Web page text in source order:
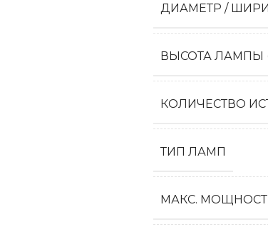
ДИАМЕТР /
ВЫСОТА ЛАМПЫ
КОЛИЧЕСТВО
ТИП ЛАМП
МАКС.